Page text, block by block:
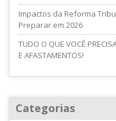
Impactos da Reforma
Preparar em 2026
TUDO O QUE VOCÊ
E AFASTAMENTOS!
Categorias